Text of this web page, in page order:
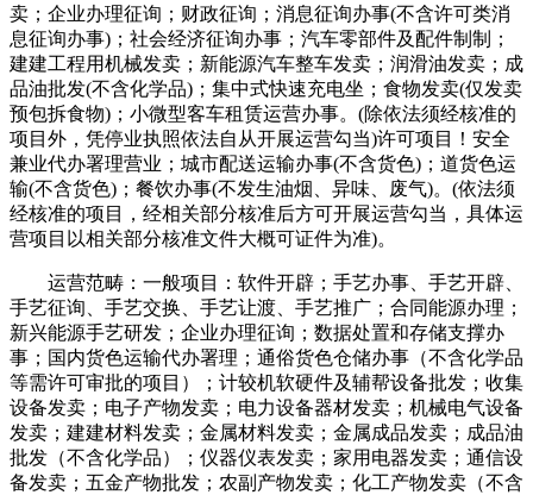
卖；企业办理征询；财政征询；消息征询办事(不含许可类消
息征询办事)；社会经济征询办事；汽车零部件及配件制制；
建建工程用机械发卖；新能源汽车整车发卖；润滑油发卖；成
品油批发(不含化学品)；集中式快速充电坐；食物发卖(仅发卖
预包拆食物)；小微型客车租赁运营办事。(除依法须经核准的
项目外，凭停业执照依法自从开展运营勾当)许可项目！安全
兼业代办署理营业；城市配送运输办事(不含货色)；道货色运
输(不含货色)；餐饮办事(不发生油烟、异味、废气)。(依法须
经核准的项目，经相关部分核准后方可开展运营勾当，具体运
营项目以相关部分核准文件大概可证件为准)。
运营范畴：一般项目：软件开辟；手艺办事、手艺开辟、
手艺征询、手艺交换、手艺让渡、手艺推广；合同能源办理；
新兴能源手艺研发；企业办理征询；数据处置和存储支撑办
事；国内货色运输代办署理；通俗货色仓储办事（不含化学品
等需许可审批的项目）；计较机软硬件及辅帮设备批发；收集
设备发卖；电子产物发卖；电力设备器材发卖；机械电气设备
发卖；建建材料发卖；金属材料发卖；金属成品发卖；成品油
批发（不含化学品）；仪器仪表发卖；家用电器发卖；通信设
备发卖；五金产物批发；农副产物发卖；化工产物发卖（不含